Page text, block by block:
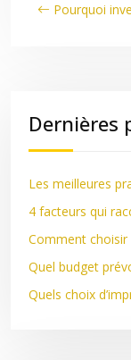
Pourquoi
Dernières
Les meilleures
4 facteurs qui
Comment choisir
Quel budget
Quels choix